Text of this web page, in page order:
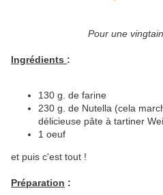
Pour une
Ingrédients :
130 g. de farine
230 g. de Nutella (cela
délicieuse pâte à tartiner
1 oeuf
et puis c'est tout !
Préparation :